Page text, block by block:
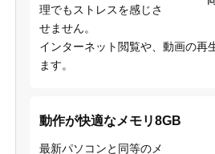
理でもストレスを感じさ
せません。
インターネット閲覧や、動画の再
ます。
動作が快適なメモリ8GB
最新パソコンと同等のメ